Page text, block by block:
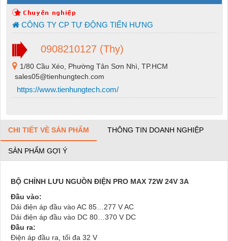
CÔNG TY CP TỰ ĐỘNG TIẾN HƯNG
0908210127 (Thy)
1/80 Cầu Xéo, Phường Tân Sơn Nhì, TP.HCM
sales05@tienhungtech.com
https://www.tienhungtech.com/
CHI TIẾT VỀ SẢN PHẨM THÔNG TIN DOANH NGHIỆP
SẢN PHẨM GỢI Ý
BỘ CHỈNH LƯU NGUỒN ĐIỆN PRO MAX 72W 24V 3A
Đầu vào:
Dải điện áp đầu vào AC 85…277 V AC
Dải điện áp đầu vào DC 80…370 V DC
Đầu ra:
Điện áp đầu ra, tối đa 32 V